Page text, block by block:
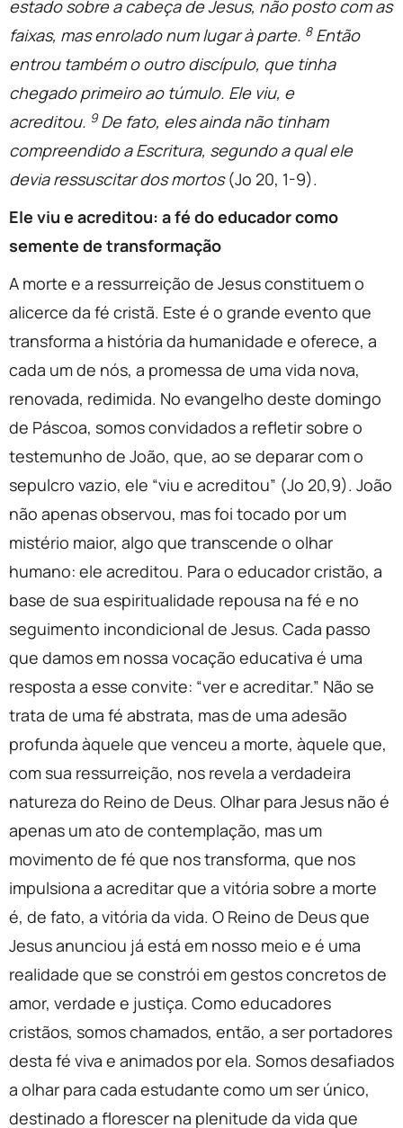
estado sobre a cabeça de Jesus, não posto com as
faixas, mas enrolado num lugar à parte. 8Então
entrou também o outro discípulo, que tinha
chegado primeiro ao túmulo. Ele viu, e
acreditou. 9De fato, eles ainda não tinham
compreendido a Escritura, segundo a qual ele
devia ressuscitar dos mortos(Jo 20, 1-9).
Ele viu e acreditou: a fé do educador como
semente de transformação
A morte e a ressurreição de Jesus constituem o
alicerce da fé cristã. Este é o grande evento que
transforma a história da humanidade e oferece, a
cada um de nós, a promessa de uma vida nova,
renovada, redimida. No evangelho deste domingo
de Páscoa, somos convidados a refletir sobre o
testemunho de João, que, ao se deparar com o
sepulcro vazio, ele “viu e acreditou” (Jo 20,9). João
não apenas observou, mas foi tocado por um
mistério maior, algo que transcende o olhar
humano: ele acreditou. Para o educador cristão, a
base de sua espiritualidade repousa na fé e no
seguimento incondicional de Jesus. Cada passo
que damos em nossa vocação educativa é uma
resposta a esse convite: “ver e acreditar.” Não se
trata de uma fé abstrata, mas de uma adesão
profunda àquele que venceu a morte, àquele que,
com sua ressurreição, nos revela a verdadeira
natureza do Reino de Deus. Olhar para Jesus não é
apenas um ato de contemplação, mas um
movimento de fé que nos transforma, que nos
impulsiona a acreditar que a vitória sobre a morte
é, de fato, a vitória da vida. O Reino de Deus que
Jesus anunciou já está em nosso meio e é uma
realidade que se constrói em gestos concretos de
amor, verdade e justiça. Como educadores
cristãos, somos chamados, então, a ser portadores
desta fé viva e animados por ela. Somos desafiados
a olhar para cada estudante como um ser único,
destinado a florescer na plenitude da vida que